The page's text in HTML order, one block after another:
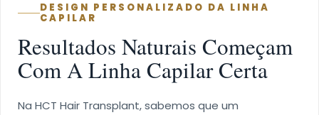
DESIGN PERSONALIZADO DA LINHA
CAPILAR
Resultados Naturais Começam
Com A Linha Capilar Certa
Na HCT Hair Transplant, sabemos que um